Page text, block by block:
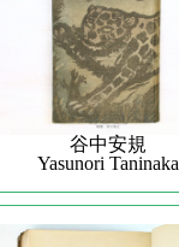
谷中安規
Yasunori Taninaka